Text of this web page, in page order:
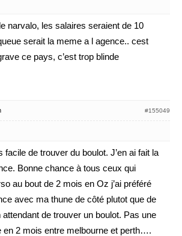
narvalo, les salaires seraient de 10
serait la meme a l agence.. cest
ce pays, c’est trop blinde
#155049
facile de trouver du boulot. J’en ai fait la
Bonne chance à tous ceux qui
au bout de 2 mois en Oz j’ai préféré
avec ma thune de côté plutot que de
attendant de trouver un boulot. Pas une
en 2 mois entre melbourne et perth….